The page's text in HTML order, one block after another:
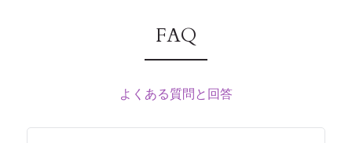
FAQ
よくある質問と回答